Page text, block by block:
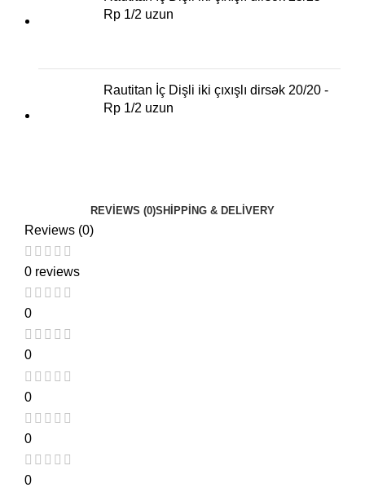
Rp 1/2 uzun
Rautitan İç Dişli iki çıxışlı dirsək 20/20 -
Rp 1/2 uzun
REVIEWS (0)SHIPPING & DELIVERY
Reviews (0)
0 reviews
0
0
0
0
0